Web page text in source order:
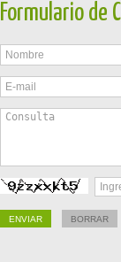
Formulario de